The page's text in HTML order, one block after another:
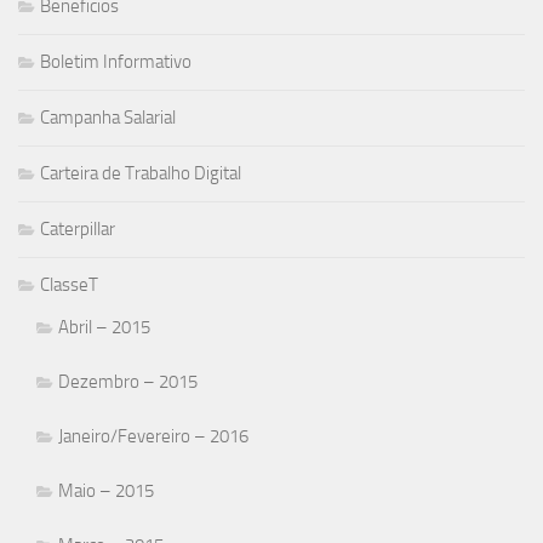
Beneficios
Boletim Informativo
Campanha Salarial
Carteira de Trabalho Digital
Caterpillar
ClasseT
Abril – 2015
Dezembro – 2015
Janeiro/Fevereiro – 2016
Maio – 2015